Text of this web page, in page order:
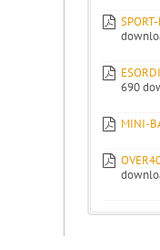
690
MINI-